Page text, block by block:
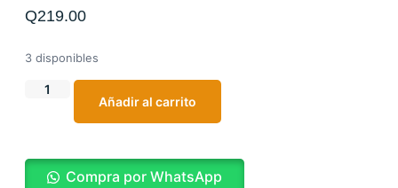
Q219.00
3 disponibles
Añadir al carrito
Compra por WhatsApp